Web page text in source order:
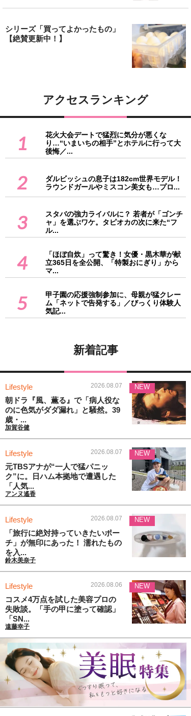
シリーズ「買ってよかったもの」
【絶賛更新中！】
アクセスランキング
1
花火大会デートで猛烈に気分が悪くな
り…“いまいちの相手”とホテルに行って大
後悔／...
2
ダルビッシュの息子は182cm世界モデル！
ラウンドガールやミスコン美女も…プロ...
3
スタバの強力ライバルに？ 若者が「ゴンチ
ャ」を選ぶワケ。タピオカの次に来た“フ
ル...
4
「ほぼ自炊」って驚き！女優・黒木華が献
立365日を全公開、「特製おにぎり」から
マ...
5
甲子園の応援強制参加に、母親が猛クレー
ム「ネットで告発する」／びっくり体験人
気記...
新着記事
Lifestyle 2026.08.07
朝ドラ『風、薫る』で「病人役な
のに色気がダダ漏れ」と騒然。39
歳・...
加賀谷健
NEW
Lifestyle 2026.08.07
元TBSアナが“一人で猛パニッ
ク”に。日ハム本拠地で遭遇した
「人気...
アンヌ遙香
NEW
Lifestyle 2026.08.07
「旅行に絶対持っていきたいポー
チ」が無印にあった！ 濡れたもの
を入...
鈴木美奈子
NEW
Lifestyle 2026.08.06
コスメ4万点を試した美容プロの
失敗談。「手の甲に塗って確認」
「SN...
遠藤幸子
NEW